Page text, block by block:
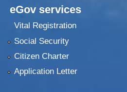
eGov services
Vital Registration
Social Security
Citizen Charter
Application Letter